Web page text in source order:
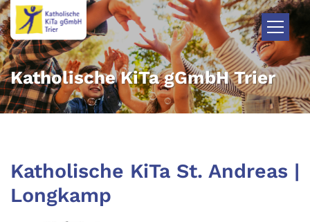
Zum Inhalt springen
Katholische KiTa gGmbH Trier
Katholische KiTa St. Andreas |
Longkamp